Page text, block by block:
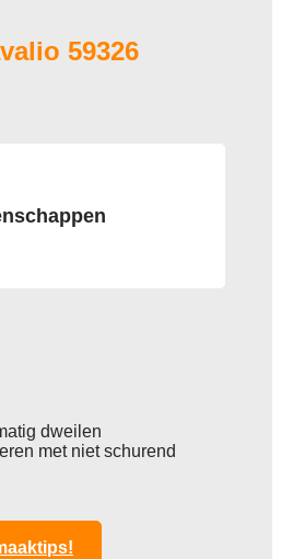
59326
105-B02
dweilen
met niet schurend